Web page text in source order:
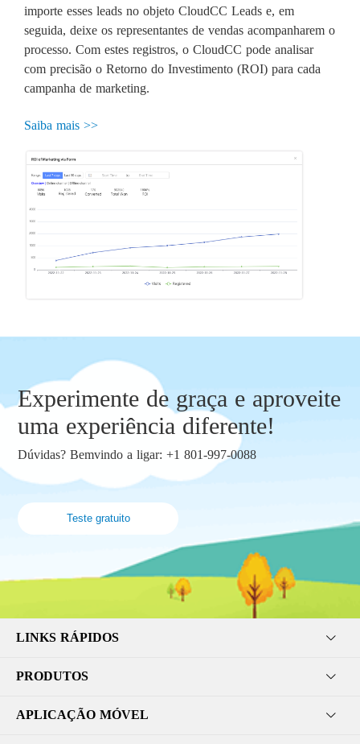
importe esses leads no objeto CloudCC Leads e, em
seguida, deixe os representantes de vendas acompanharem o
processo. Com estes registros, o CloudCC pode analisar
com precisão o Retorno do Investimento (ROI) para cada
campanha de marketing.
Saiba mais >>
Experimente de graça e aproveite
uma experiência diferente!
Dúvidas? Bemvindo a ligar: +1 801-997-0088
Teste gratuito
LINKS RÁPIDOS
PRODUTOS
APLICAÇÃO MÓVEL